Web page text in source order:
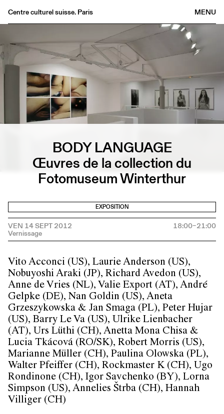
MENU
Centre culturel suisse. Paris
Librairie
Buvette
Archives
Médiathèque
Éditions
BODY LANGUAGE
Œuvres de la collection du
Fotomuseum Winterthur
EXPOSITION
VEN 14 SEPT 2012 18:00–21:00
Vito Acconci (US), Laurie Anderson (US),
Nobuyoshi Araki (JP), Richard Avedon (US),
Anne de Vries (NL), Valie Export (AT), André
Gelpke (DE), Nan Goldin (US), Aneta
Grzeszykowska & Jan Smaga (PL), Peter Hujar
(US), Barry Le Va (US), Ulrike Lienbacher
(AT), Urs Lüthi (CH), Anetta Mona Chisa &
Lucia Tkácová (RO/SK), Robert Morris (US),
Marianne Müller (CH), Paulina Olowska (PL),
Walter Pfeiffer (CH), Rockmaster K (CH), Ugo
Rondinone (CH), Igor Savchenko (BY), Lorna
Simpson (US), Annelies Štrba (CH), Hannah
Villiger (CH)